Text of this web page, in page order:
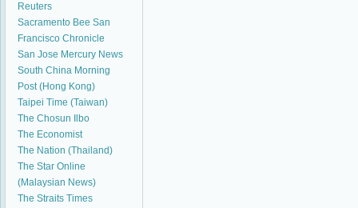
Reuters
Sacramento Bee San
Francisco Chronicle
San Jose Mercury News
South China Morning
Post (Hong Kong)
Taipei Time (Taiwan)
The Chosun Ilbo
The Economist
The Nation (Thailand)
The Star Online
(Malaysian News)
The Straits Times